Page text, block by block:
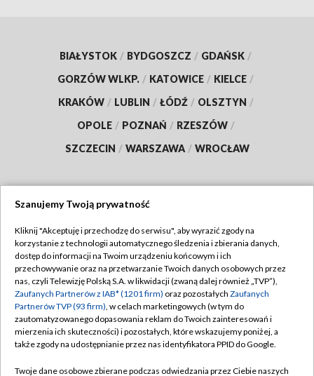
BIAŁYSTOK / BYDGOSZCZ / GDAŃSK /
GORZÓW WLKP. / KATOWICE / KIELCE /
KRAKÓW / LUBLIN / ŁÓDŹ / OLSZTYN /
OPOLE / POZNAŃ / RZESZÓW /
SZCZECIN / WARSZAWA / WROCŁAW
TVP
Abonament TVP
Emisja w TVP
Centrum informacji TVP
Naziemna Telewizja Cyfrowa
Regulamin TVP
Polityka prywatności
Moje zgody
Pomoc
Szanujemy Twoją prywatność
Kliknij "Akceptuję i przechodzę do serwisu", aby wyrazić zgody na
korzystanie z technologii automatycznego śledzenia i zbierania danych,
dostęp do informacji na Twoim urządzeniu końcowym i ich
przechowywanie oraz na przetwarzanie Twoich danych osobowych przez
nas, czyli Telewizję Polską S.A. w likwidacji (zwaną dalej również „TVP”),
Zaufanych Partnerów z IAB* (1201 firm) oraz pozostałych Zaufanych
Partnerów TVP (93 firm), w celach marketingowych (w tym do
zautomatyzowanego dopasowania reklam do Twoich zainteresowań i
mierzenia ich skuteczności) i pozostałych, które wskazujemy poniżej, a
także zgody na udostępnianie przez nas identyfikatora PPID do Google.
Twoje dane osobowe zbierane podczas odwiedzania przez Ciebie naszych